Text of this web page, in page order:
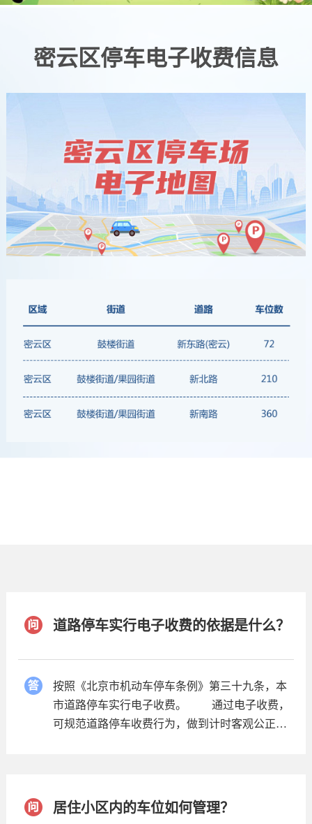
密云区停车电子收费信息
道路停车实行电子收费的依据是什么？
按照《北京市机动车停车条例》第三十九条，本
市道路停车实行电子收费。 通过电子收费，
可规范道路停车收费行为，做到计时客观公正，
居住小区内的车位如何管理？